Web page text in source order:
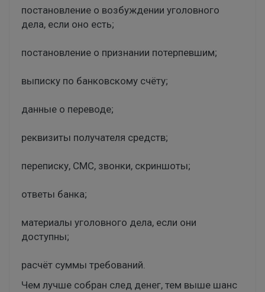
постановление о возбуждении уголовного
дела, если оно есть;
постановление о признании потерпевшим;
выписку по банковскому счёту;
данные о переводе;
реквизиты получателя средств;
переписку, СМС, звонки, скриншоты;
ответы банка;
материалы уголовного дела, если они
доступны;
расчёт суммы требований.
Чем лучше собран след денег, тем выше шанс